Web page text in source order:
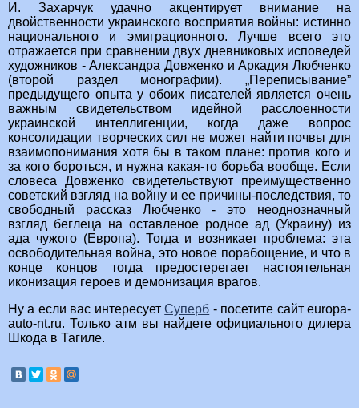
И. Захарчук удачно акцентирует внимание на
двойственности украинского восприятия войны: истинно
национального и эмиграционного. Лучше всего это
отражается при сравнении двух дневниковых исповедей
художников - Александра Довженко и Аркадия Любченко
(второй раздел монографии). „Переписывание”
предыдущего опыта у обоих писателей является очень
важным свидетельством идейной расслоенности
украинской интеллигенции, когда даже вопрос
консолидации творческих сил не может найти почвы для
взаимопонимания хотя бы в таком плане: против кого и
за кого бороться, и нужна какая-то борьба вообще. Если
словеса Довженко свидетельствуют преимущественно
советский взгляд на войну и ее причины-последствия, то
свободный рассказ Любченко - это неоднозначный
взгляд беглеца на оставленое родное ад (Украину) из
ада чужого (Европа). Тогда и возникает проблема: эта
освободительная война, это новое порабощение, и что в
конце концов тогда предостерегает настоятельная
иконизация героев и демонизация врагов.
Ну а если вас интересуетСуперб - посетите сайт europa-
auto-nt.ru. Только атм вы найдете официального дилера
Шкода в Тагиле.